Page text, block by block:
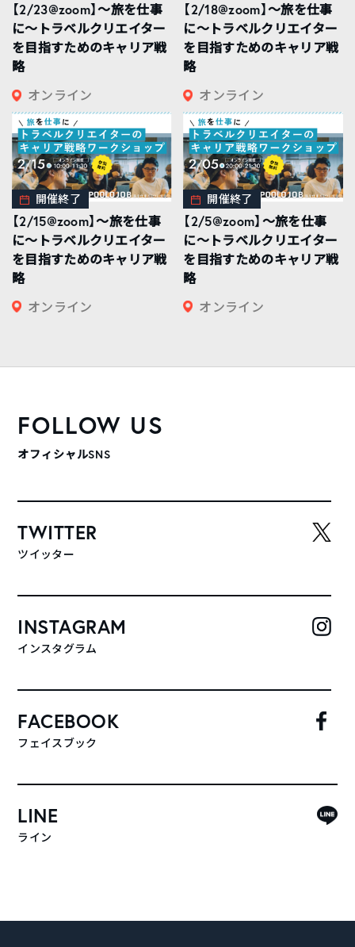
【2/23@zoom】〜旅を仕事
に〜トラベルクリエイター
を目指すためのキャリア戦
略
オンライン
【2/18@zoom】〜旅を仕事
に〜トラベルクリエイター
を目指すためのキャリア戦
略
オンライン
開催終了
【2/15@zoom】〜旅を仕事
に〜トラベルクリエイター
を目指すためのキャリア戦
略
オンライン
開催終了
【2/5@zoom】〜旅を仕事
に〜トラベルクリエイター
を目指すためのキャリア戦
略
オンライン
FOLLOW US
オフィシャルSNS
TWITTER
ツイッター
INSTAGRAM
インスタグラム
FACEBOOK
フェイスブック
LINE
ライン